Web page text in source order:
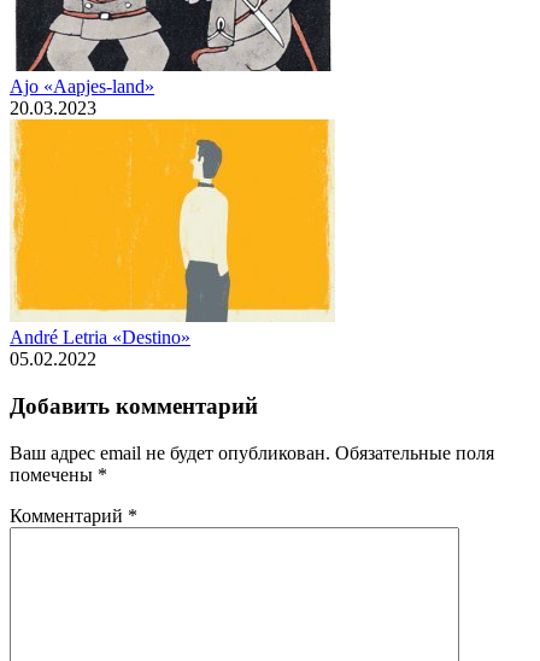
Ajo «Aapjes-land»
20.03.2023
André Letria «Destino»
05.02.2022
Добавить комментарий
Ваш адрес email не будет опубликован. Обязательные поля
помечены *
Комментарий *